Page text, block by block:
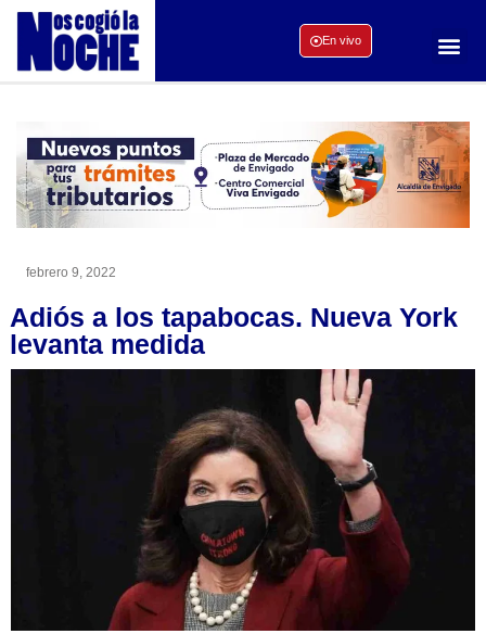
En vivo
febrero 9, 2022
Adiós a los tapabocas. Nueva York
levanta medida